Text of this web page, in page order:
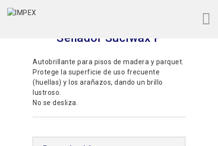
Sellador Suciwax P
Autobrillante para pisos de madera y parquet.
Protege la superficie de uso frecuente
(huellas) y los arañazos, dando un brillo
lustroso.
No se desliza.